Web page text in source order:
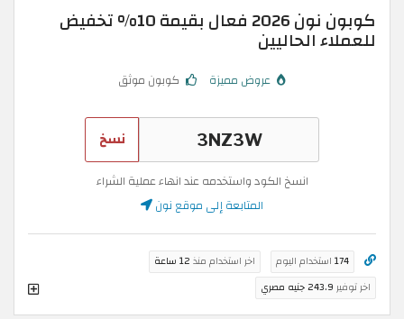
كوبون نون 2026 فعال بقيمة 10% تخفيض
للعملاء الحاليين
عروض مميزة كوبون موثق
نسخ
انسخ الكود واستخدمه عند انهاء عملية الشراء
المتابعة إلى موقع نون
174 استخدام اليوم اخر استخدام منذ 12 ساعة
اخر توفير 243.9 جنيه مصري